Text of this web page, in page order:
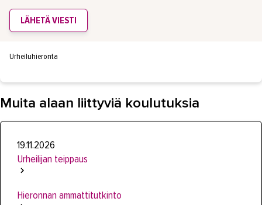
LÄHETÄ VIESTI
Urheiluhieronta
Muita alaan liittyviä koulutuksia
19.11.2026
Urheilijan teippaus
Hieronnan ammattitutkinto